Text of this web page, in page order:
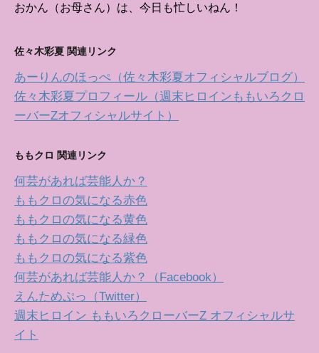
おかん（お母さん）は、今日も忙しいねん！
佐々木彩夏 関連リンク
あーりんのほっぺ（佐々木彩夏オフィシャルブログ）
佐々木彩夏プロフィール（週末ヒロインももいろクロ
ーバーZオフィシャルサイト）
ももクロ 関連リンク
何芸があれば芸能人か？
ももクロの気になる赤色
ももクロの気になる黄色
ももクロの気になる緑色
ももクロの気になる紫色
何芸があれば芸能人か？（Facebook）
えんためぷっ（Twitter）
週末ヒロイン ももいろクローバーZ オフィシャルサ
イト